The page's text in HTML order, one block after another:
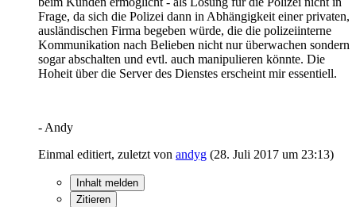
Frage, da sich die Polizei dann in Abhängigkeit einer privaten,
ausländischen Firma begeben würde, die die polizeiinterne
Kommunikation nach Belieben nicht nur überwachen sondern
sogar abschalten und evtl. auch manipulieren könnte. Die
Hoheit über die Server des Dienstes erscheint mir essentiell.
- Andy
Einmal editiert, zuletzt von andyg (28. Juli 2017 um 23:13)
Inhalt melden
Zitieren